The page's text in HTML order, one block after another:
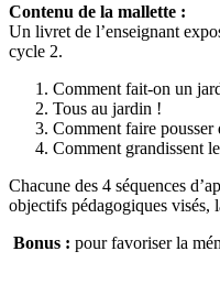
Contenu de la mallette :
Un livret de l’enseignant
cycle 2.
Comment fait-on un
Tous au jardin !
Comment faire pousser
Comment grandissent
Chacune des 4 séquences
objectifs pédagogiques visés,
Bonus : pour favoriser la